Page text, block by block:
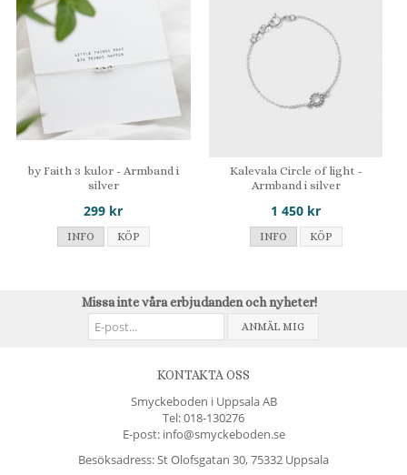
by Faith 3 kulor - Armband i
silver
299 kr
INFO KÖP
Kalevala Circle of light -
Armband i silver
1 450 kr
INFO KÖP
Missa inte våra erbjudanden och nyheter!
ANMÄL MIG
KONTAKTA OSS
Smyckeboden i Uppsala AB
Tel:018-130276
E-post: info@smyckeboden.se
Besöksadress: St Olofsgatan 30, 75332 Uppsala